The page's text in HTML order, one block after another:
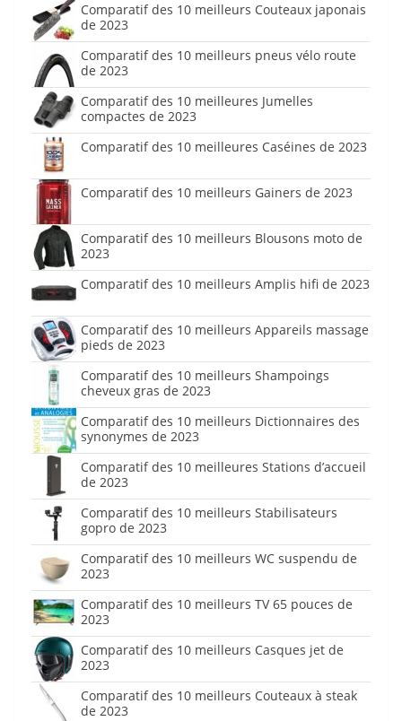
Comparatif des 10 meilleurs Couteaux japonais
de 2023
Comparatif des 10 meilleurs pneus vélo route
de 2023
Comparatif des 10 meilleures Jumelles
compactes de 2023
Comparatif des 10 meilleures Caséines de 2023
Comparatif des 10 meilleurs Gainers de 2023
Comparatif des 10 meilleurs Blousons moto de
2023
Comparatif des 10 meilleurs Amplis hifi de 2023
Comparatif des 10 meilleurs Appareils massage
pieds de 2023
Comparatif des 10 meilleurs Shampoings
cheveux gras de 2023
Comparatif des 10 meilleurs Dictionnaires des
synonymes de 2023
Comparatif des 10 meilleures Stations d’accueil
de 2023
Comparatif des 10 meilleurs Stabilisateurs
gopro de 2023
Comparatif des 10 meilleurs WC suspendu de
2023
Comparatif des 10 meilleurs TV 65 pouces de
2023
Comparatif des 10 meilleurs Casques jet de
2023
Comparatif des 10 meilleurs Couteaux à steak
de 2023